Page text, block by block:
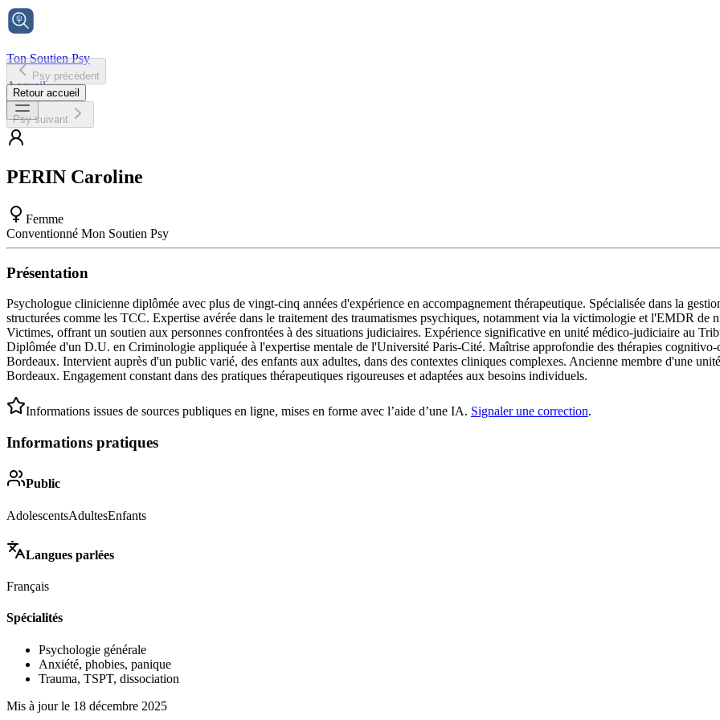
Ton Soutien Psy
Accueil
Psy précédent
Retour accueil
Psy suivant
PERIN Caroline
Femme
Conventionné Mon Soutien Psy
Présentation
Psychologue clinicienne diplômée avec plus de vingt-cinq années d'expérience en accompagnement thérapeutique. Spécialisée dans la
structurées comme les TCC. Expertise avérée dans le traitement des traumatismes psychiques, notamment via la victimologie et l'EMDR
Victimes, offrant un soutien aux personnes confrontées à des situations judiciaires. Expérience significative en unité médico-judiciaire au
Diplômée d'un D.U. en Criminologie appliquée à l'expertise mentale de l'Université Paris-Cité. Maîtrise approfondie des thérapies
Bordeaux. Intervient auprès d'un public varié, des enfants aux adultes, dans des contextes cliniques complexes. Ancienne membre d'une
Bordeaux. Engagement constant dans des pratiques thérapeutiques rigoureuses et adaptées aux besoins individuels.
Informations issues de sources publiques en ligne, mises en forme avec l’aide d’une IA. Signaler une correction.
Informations pratiques
Public
AdolescentsAdultesEnfants
Langues parlées
Français
Spécialités
Psychologie générale
Anxiété, phobies, panique
Trauma, TSPT, dissociation
Mis à jour le 18 décembre 2025